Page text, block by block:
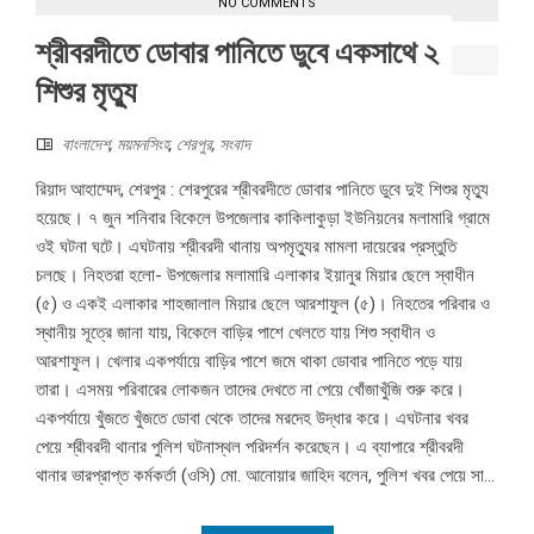
NO COMMENTS
শ্রীবরদীতে ডোবার পানিতে ডুবে একসাথে ২
শিশুর মৃত্যু
বাংলাদেশ, ময়মনসিংহ, শেরপুর, সংবাদ
রিয়াদ আহাম্মেদ, শেরপুর : শেরপুরের শ্রীবরদীতে ডোবার পানিতে ডুবে দুই শিশুর মৃত্যু
হয়েছে। ৭ জুন শনিবার বিকেলে উপজেলার কাকিলাকুড়া ইউনিয়নের মলামারি গ্রামে
ওই ঘটনা ঘটে। এঘটনায় শ্রীবরদী থানায় অপমৃত্যুর মামলা দায়েরের প্রস্তুতি
চলছে। নিহতরা হলো- উপজেলার মলামারি এলাকার ইয়ানুর মিয়ার ছেলে স্বাধীন
(৫) ও একই এলাকার শাহজালাল মিয়ার ছেলে আরশাফুল (৫)। নিহতের পরিবার ও
স্থানীয় সূত্রে জানা যায়, বিকেলে বাড়ির পাশে খেলতে যায় শিশু স্বাধীন ও
আরশাফুল। খেলার একপর্যায়ে বাড়ির পাশে জমে থাকা ডোবার পানিতে পড়ে যায়
তারা। এসময় পরিবারের লোকজন তাদের দেখতে না পেয়ে খোঁজাখুঁজি শুরু করে।
একপর্যায়ে খুঁজতে খুঁজতে ডোবা থেকে তাদের মরদেহ উদ্ধার করে। এঘটনার খবর
পেয়ে শ্রীবরদী থানার পুলিশ ঘটনাস্থল পরিদর্শন করেছেন। এ ব্যাপারে শ্রীবরদী
থানার ভারপ্রাপ্ত কর্মকর্তা (ওসি) মো. আনোয়ার জাহিদ বলেন, পুলিশ খবর পেয়ে সা...